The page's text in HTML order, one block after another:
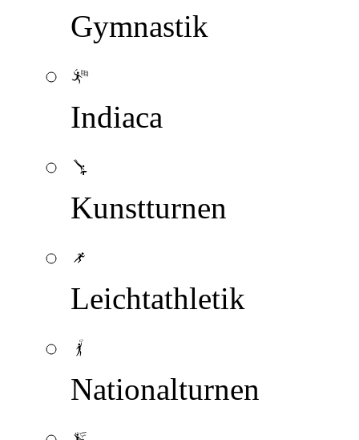
Gymnastik
Indiaca
Kunstturnen
Leichtathletik
Nationalturnen